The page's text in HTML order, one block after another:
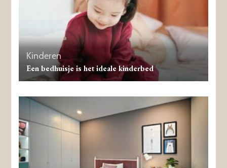
Kinderen
Een bedhuisje is het ideale kinderbed